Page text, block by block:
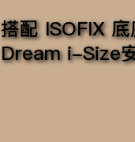
搭配 ISOFIX
Dream i-Size